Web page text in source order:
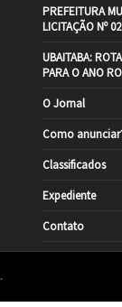
PREFEITURA
LICITAÇÃO Nº
UBAITABA:
PARA O ANO
O Jornal
Como
Classificados
Expediente
Contato